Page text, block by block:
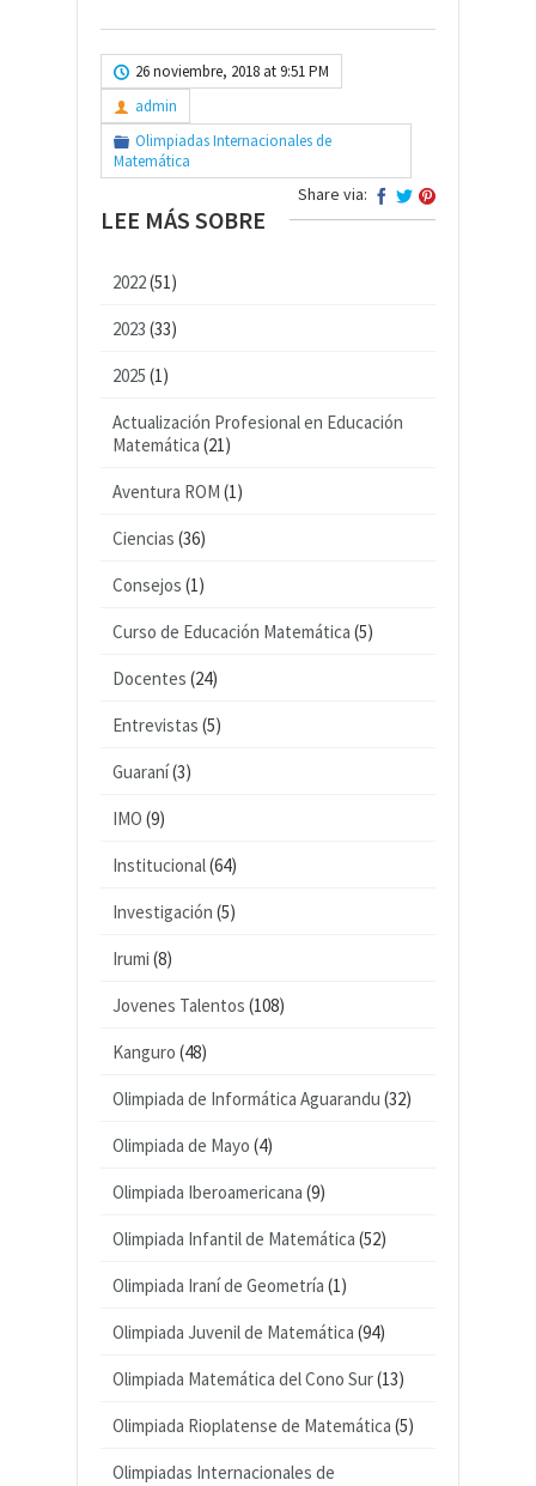
26 noviembre, 2018 at 9:51 PM
admin
Olimpiadas Internacionales de
Matemática
Share via:
LEE MÁS SOBRE
2022(51)
2023 (33)
2025 (1)
Actualización Profesional en Educación
Matemática (21)
Aventura ROM (1)
Ciencias (36)
Consejos (1)
Curso de Educación Matemática (5)
Docentes (24)
Entrevistas (5)
Guaraní(3)
IMO (9)
Institucional(64)
Investigación (5)
Irumi (8)
Jovenes Talentos (108)
Kanguro (48)
Olimpiada de Informática Aguarandu (32)
Olimpiada de Mayo (4)
Olimpiada Iberoamericana (9)
Olimpiada Infantil de Matemática (52)
Olimpiada Iraní de Geometría (1)
Olimpiada Juvenil de Matemática (94)
Olimpiada Matemática del Cono Sur(13)
Olimpiada Rioplatense de Matemática (5)
Olimpiadas Internacionales de